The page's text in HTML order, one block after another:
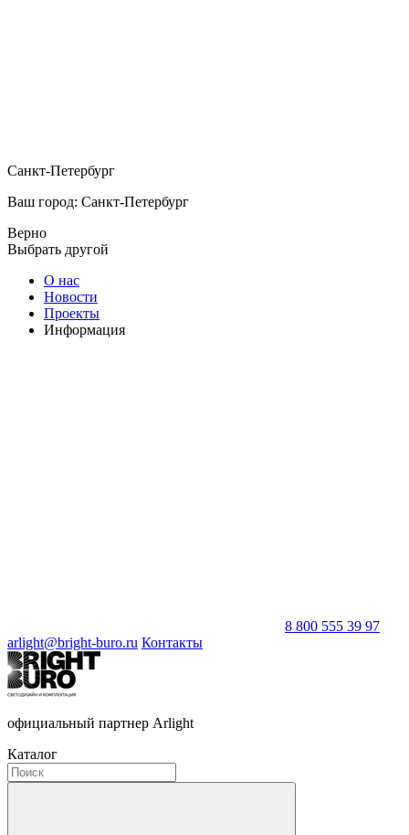
Санкт-Петербург
Ваш город: Санкт-Петербург
Верно
Выбрать другой
О нас
Новости
Проекты
Информация
8 800 555 39 97
arlight@bright-buro.ru Контакты
официальный партнер Arlight
Каталог